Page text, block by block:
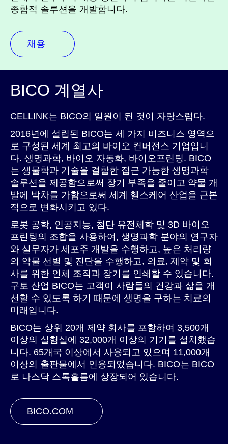
종합적 솔루션을 개발합니다.
채용
BICO 계열사
CELLINK는 BICO의 일원이 된 것이 자랑스럽다.
2016년에 설립된 BICO는 세 가지 비즈니스 영역으
로 구성된 세계 최고의 바이오 컨버전스 기업입니
다. 생명과학, 바이오 자동화, 바이오프린팅. BICO
는 생물학과 기술을 결합한 접근 가능한 생명과학
솔루션을 제공함으로써 장기 부족을 줄이고 약물 개
발에 박차를 가함으로써 세계 헬스케어 산업을 근본
적으로 변화시키고 있다.
로봇 공학, 인공지능, 첨단 유전체학 및 3D 바이오
프린팅의 조합을 사용하여, 생명과학 분야의 연구자
와 실무자가 세포주 개발을 수행하고, 높은 처리량
의 약물 선별 및 진단을 수행하고, 의료, 제약 및 회
사를 위한 인체 조직과 장기를 인쇄할 수 있습니다.
구토 산업 BICO는 고객이 사람들의 건강과 삶을 개
선할 수 있도록 하기 때문에 생명을 구하는 치료의
미래입니다.
BICO는 상위 20개 제약 회사를 포함하여 3,500개
이상의 실험실에 32,000개 이상의 기기를 설치했습
니다. 65개국 이상에서 사용되고 있으며 11,000개
이상의 출판물에서 인용되었습니다. BICO는 BICO
로 나스닥 스톡홀름에 상장되어 있습니다.
BICO.COM